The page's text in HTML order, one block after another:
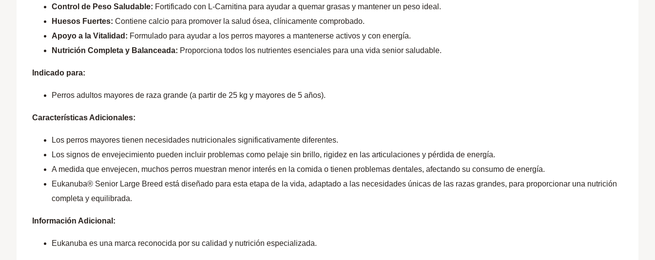
Control de Peso Saludable: Fortificado con L-Carnitina para ayudar a quemar grasas y mantener un peso ideal.
Huesos Fuertes: Contiene calcio para promover la salud ósea, clínicamente comprobado.
Apoyo a la Vitalidad: Formulado para ayudar a los perros mayores a mantenerse activos y con energía.
Nutrición Completa y Balanceada: Proporciona todos los nutrientes esenciales para una vida senior saludable.
Indicado para:
Perros adultos mayores de raza grande (a partir de 25 kg y mayores de 5 años).
Características Adicionales:
Los perros mayores tienen necesidades nutricionales significativamente diferentes.
Los signos de envejecimiento pueden incluir problemas como pelaje sin brillo, rigidez en las articulaciones y pérdida de energía.
A medida que envejecen, muchos perros muestran menor interés en la comida o tienen problemas dentales, afectando su consumo de energía.
Eukanuba® Senior Large Breed está diseñado para esta etapa de la vida, adaptado a las necesidades únicas de las razas grandes, para proporcionar una nutrición
completa y equilibrada.
Información Adicional:
Eukanuba es una marca reconocida por su calidad y nutrición especializada.